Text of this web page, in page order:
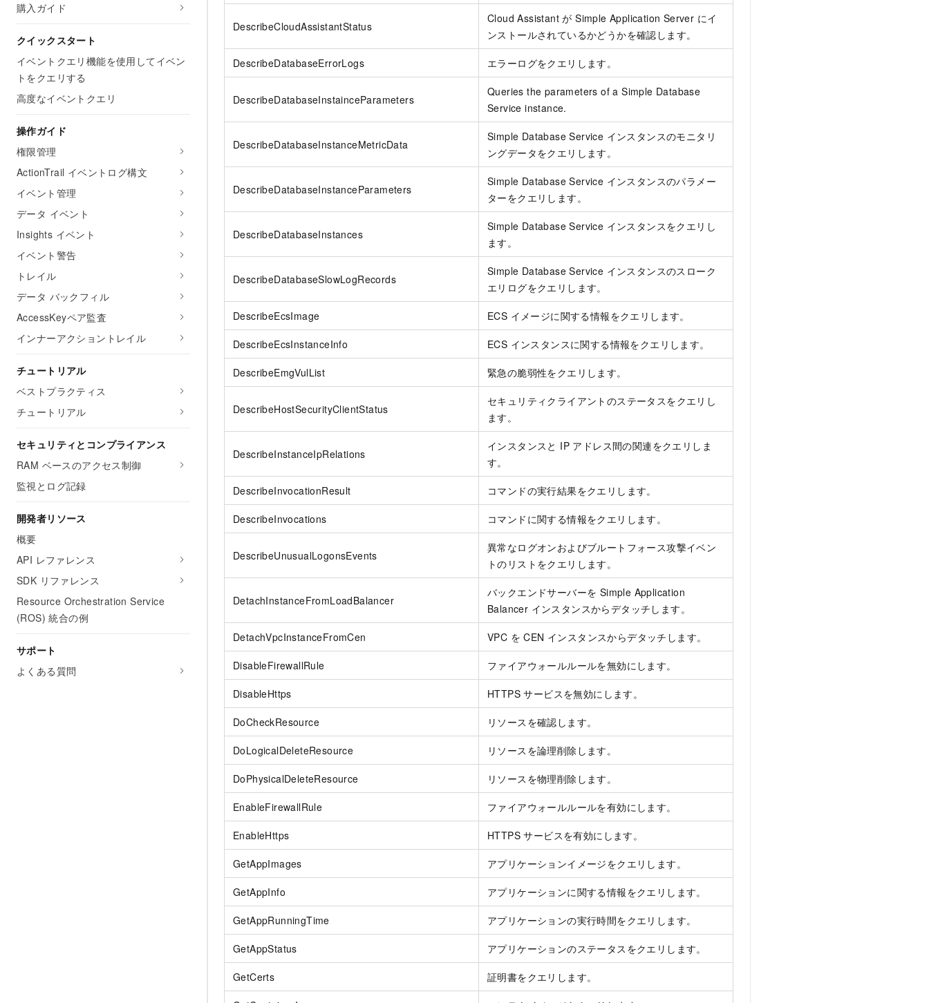
購入ガイド
クイックスタート
イベントクエリ機能を使用してイベン
トをクエリする
高度なイベントクエリ
操作ガイド
権限管理
ActionTrail イベントログ構文
イベント管理
データ イベント
Insights イベント
イベント警告
トレイル
データ バックフィル
AccessKeyペア監査
インナーアクショントレイル
チュートリアル
ベストプラクティス
チュートリアル
セキュリティとコンプライアンス
RAM ベースのアクセス制御
監視とログ記録
開発者リソース
概要
API レファレンス
SDK リファレンス
Resource Orchestration Service
(ROS) 統合の例
サポート
よくある質問
DescribeCloudAssistantStatus
Cloud Assistant が Simple Application Server にイ
ンストールされているかどうかを確認します。
DescribeDatabaseErrorLogs エラーログをクエリします。
DescribeDatabaseInstainceParameters
Queries the parameters of a Simple Database
Service instance.
DescribeDatabaseInstanceMetricData
Simple Database Service インスタンスのモニタリ
ングデータをクエリします。
DescribeDatabaseInstanceParameters
Simple Database Service インスタンスのパラメー
ターをクエリします。
DescribeDatabaseInstances
Simple Database Service インスタンスをクエリし
ます。
DescribeDatabaseSlowLogRecords
Simple Database Service インスタンスのスローク
エリログをクエリします。
DescribeEcsImage ECS イメージに関する情報をクエリします。
DescribeEcsInstanceInfo ECS インスタンスに関する情報をクエリします。
DescribeEmgVulList 緊急の脆弱性をクエリします。
DescribeHostSecurityClientStatus
セキュリティクライアントのステータスをクエリし
ます。
DescribeInstanceIpRelations
インスタンスと IP アドレス間の関連をクエリしま
す。
DescribeInvocationResult コマンドの実行結果をクエリします。
DescribeInvocations コマンドに関する情報をクエリします。
DescribeUnusualLogonsEvents
異常なログオンおよびブルートフォース攻撃イベン
トのリストをクエリします。
DetachInstanceFromLoadBalancer
バックエンドサーバーを Simple Application
Balancer インスタンスからデタッチします。
DetachVpcInstanceFromCen VPC を CEN インスタンスからデタッチします。
DisableFirewallRule ファイアウォールルールを無効にします。
DisableHttps HTTPS サービスを無効にします。
DoCheckResource リソースを確認します。
DoLogicalDeleteResource リソースを論理削除します。
DoPhysicalDeleteResource リソースを物理削除します。
EnableFirewallRule ファイアウォールルールを有効にします。
EnableHttps HTTPS サービスを有効にします。
GetAppImages アプリケーションイメージをクエリします。
GetAppInfo アプリケーションに関する情報をクエリします。
GetAppRunningTime アプリケーションの実行時間をクエリします。
GetAppStatus アプリケーションのステータスをクエリします。
GetCerts 証明書をクエリします。